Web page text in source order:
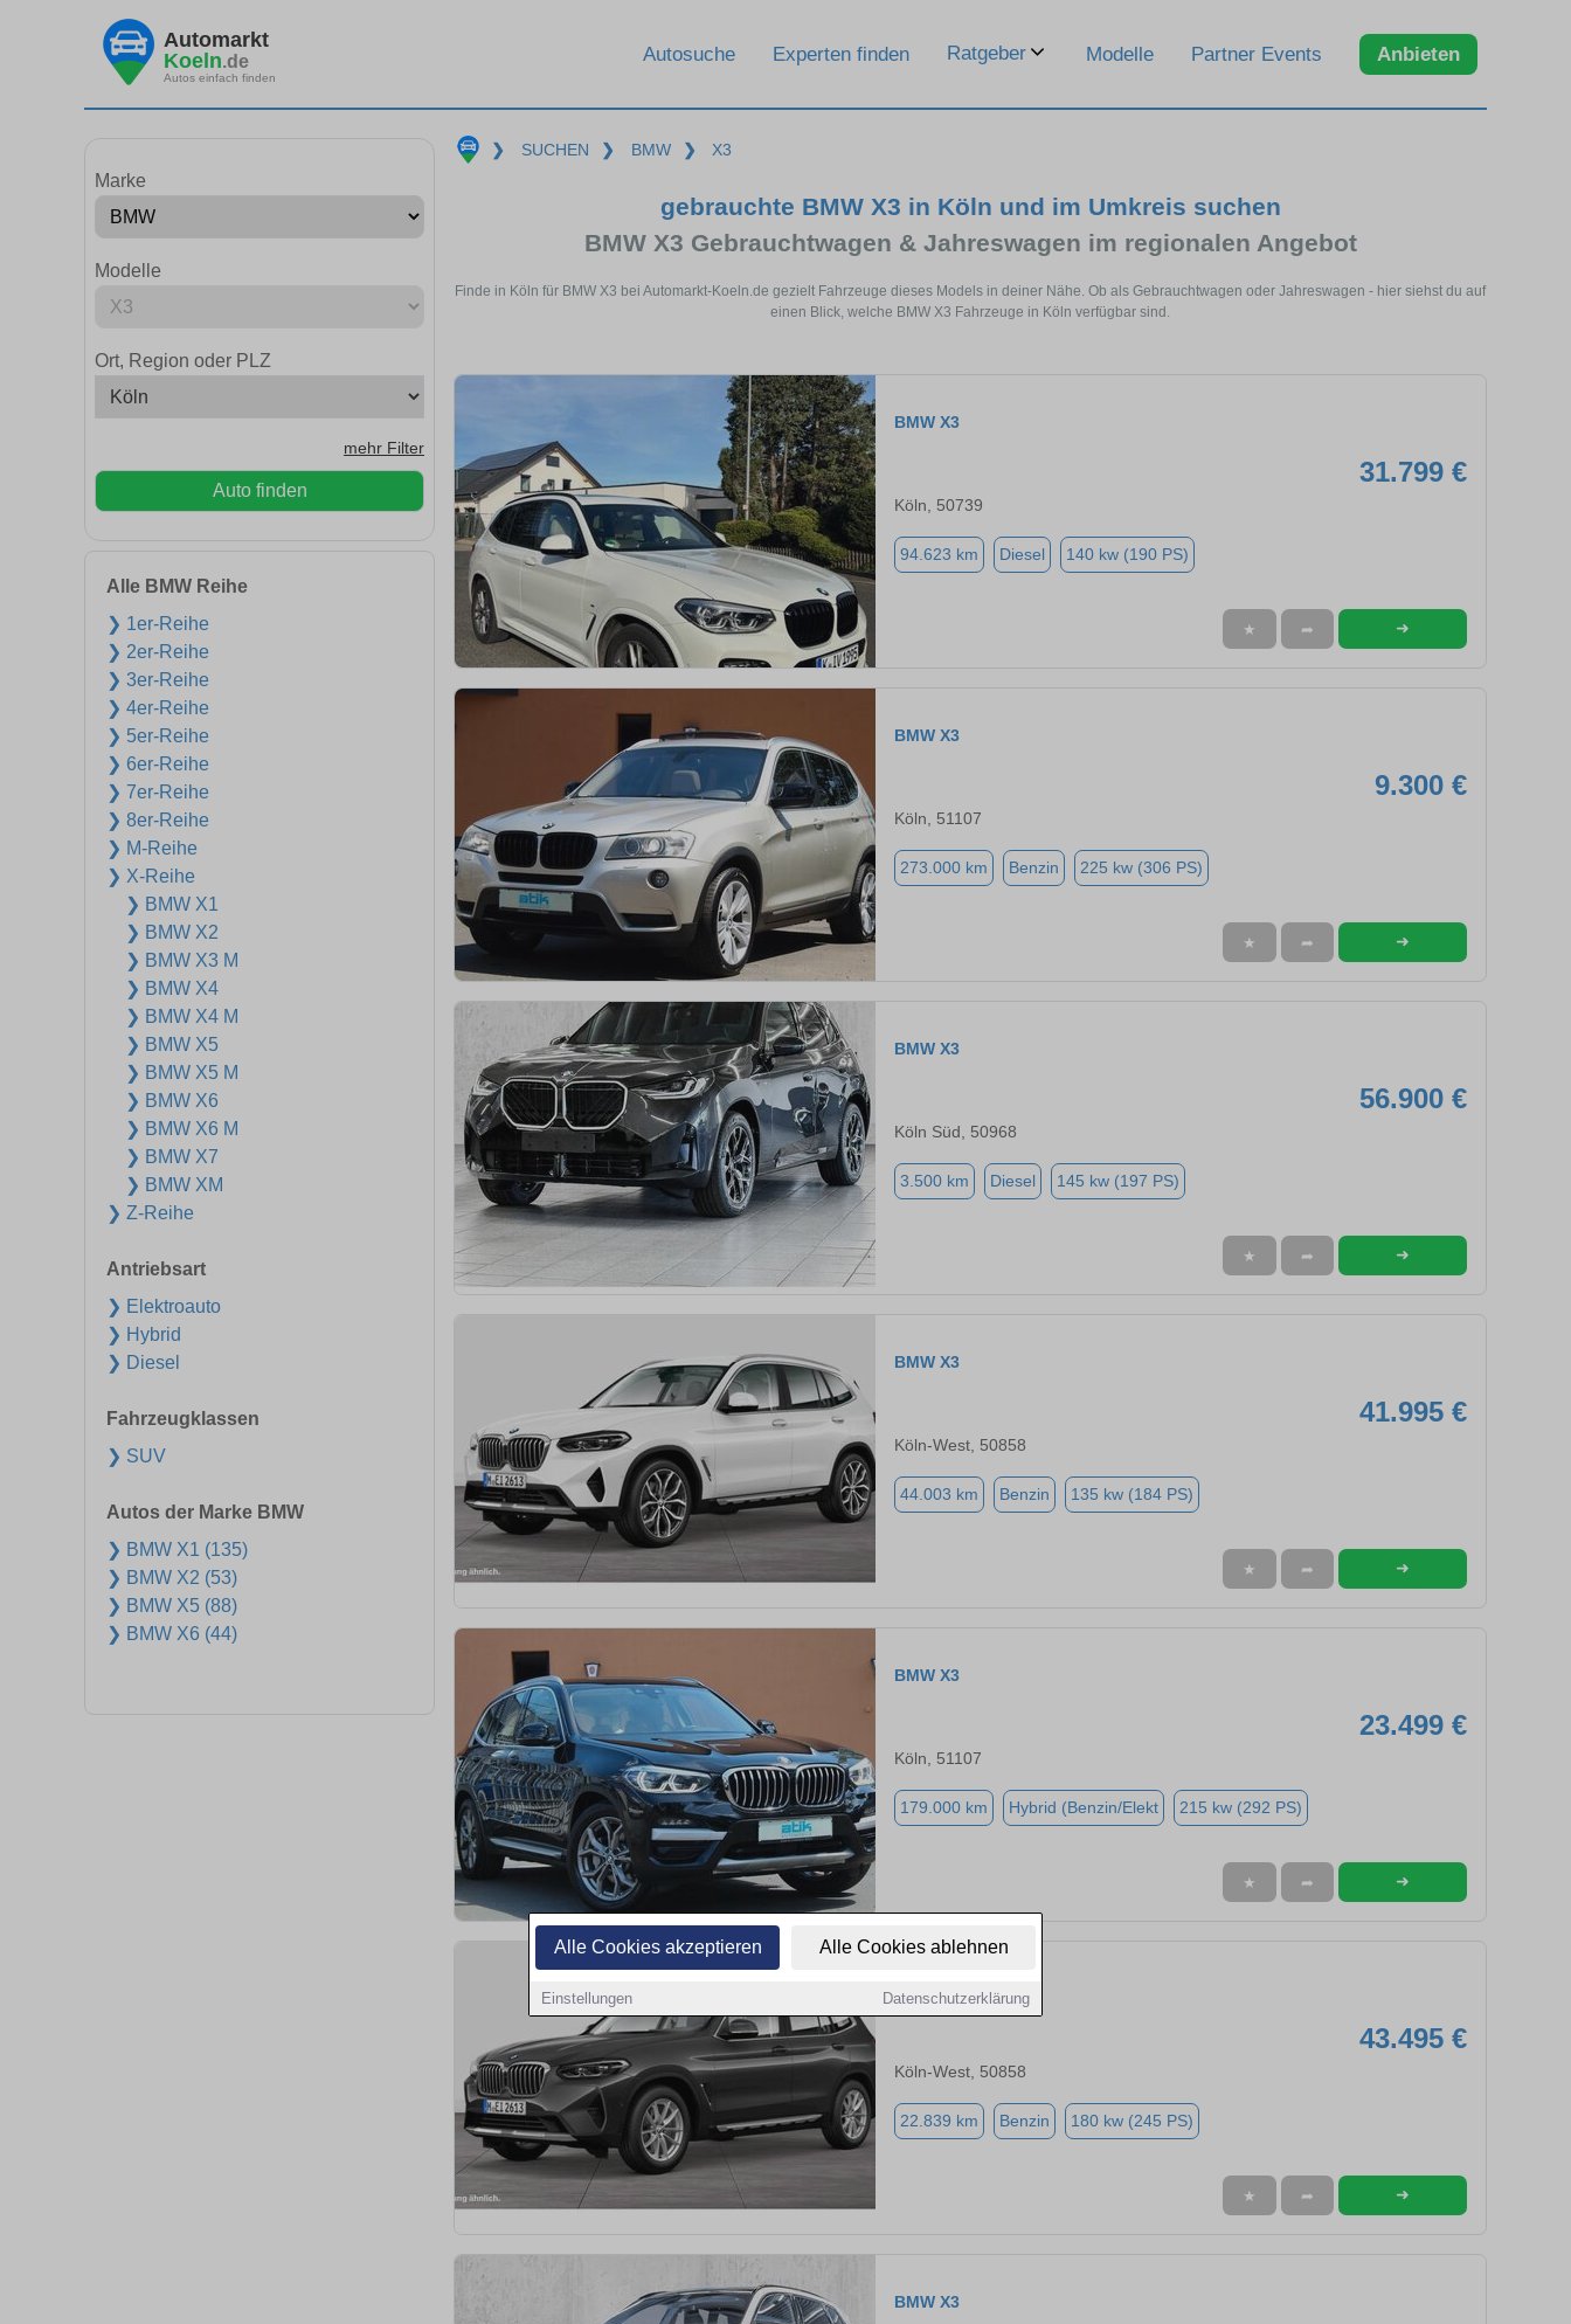
Alle Cookies akzeptieren Alle Cookies ablehnen
Einstellungen Datenschutzerklärung
Automarkt
Koeln.de
Autos einfach finden
Autosuche Experten finden Ratgeber Modelle Partner Events Anbieten
Marke
Modelle
Ort, Region oder PLZ
mehr Filter
Auto finden
Alle BMW Reihe
❯ 1er-Reihe
❯ 2er-Reihe
❯ 3er-Reihe
❯ 4er-Reihe
❯ 5er-Reihe
❯ 6er-Reihe
❯ 7er-Reihe
❯ 8er-Reihe
❯ M-Reihe
❯ X-Reihe
❯ BMW X1
❯ BMW X2
❯ BMW X3 M
❯ BMW X4
❯ BMW X4 M
❯ BMW X5
❯ BMW X5 M
❯ BMW X6
❯ BMW X6 M
❯ BMW X7
❯ BMW XM
❯ Z-Reihe
Antriebsart
❯ Elektroauto
❯ Hybrid
❯ Diesel
Fahrzeugklassen
❯ SUV
Autos der Marke BMW
❯ BMW X1 (135)
❯ BMW X2 (53)
❯ BMW X5 (88)
❯ BMW X6 (44)
❯ SUCHEN ❯ BMW ❯ X3
gebrauchte BMW X3 in Köln und im Umkreis suchen
BMW X3 Gebrauchtwagen & Jahreswagen im regionalen Angebot
Finde in Köln für BMW X3 bei Automarkt-Koeln.de gezielt Fahrzeuge dieses Models in deiner Nähe. Ob als Gebrauchtwagen oder Jahreswagen - hier siehst du auf
einen Blick, welche BMW X3 Fahrzeuge in Köln verfügbar sind.
BMW X3
31.799 €
Köln, 50739
94.623 km Diesel 140 kw (190 PS)
★ ➦ ➜
BMW X3
9.300 €
Köln, 51107
273.000 km Benzin 225 kw (306 PS)
★ ➦ ➜
BMW X3
56.900 €
Köln Süd, 50968
3.500 km Diesel 145 kw (197 PS)
★ ➦ ➜
BMW X3
41.995 €
Köln-West, 50858
44.003 km Benzin 135 kw (184 PS)
★ ➦ ➜
BMW X3
23.499 €
Köln, 51107
179.000 km Hybrid (Benzin/Elekt 215 kw (292 PS)
★ ➦ ➜
BMW X3
43.495 €
Köln-West, 50858
22.839 km Benzin 180 kw (245 PS)
★ ➦ ➜
BMW X3